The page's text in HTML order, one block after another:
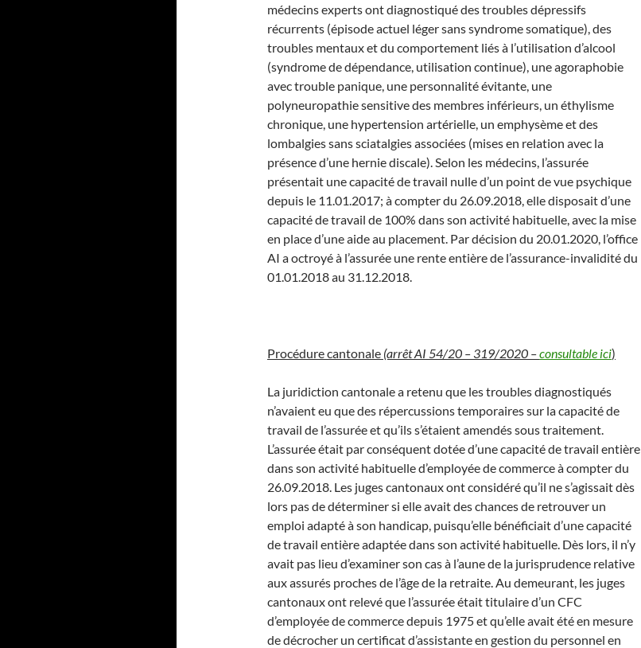
médecins experts ont diagnostiqué des troubles dépressifs
récurrents (épisode actuel léger sans syndrome somatique), des
troubles mentaux et du comportement liés à l’utilisation d’alcool
(syndrome de dépendance, utilisation continue), une agoraphobie
avec trouble panique, une personnalité évitante, une
polyneuropathie sensitive des membres inférieurs, un éthylisme
chronique, une hypertension artérielle, un emphysème et des
lombalgies sans sciatalgies associées (mises en relation avec la
présence d’une hernie discale). Selon les médecins, l’assurée
présentait une capacité de travail nulle d’un point de vue psychique
depuis le 11.01.2017; à compter du 26.09.2018, elle disposait d’une
capacité de travail de 100% dans son activité habituelle, avec la mise
en place d’une aide au placement. Par décision du 20.01.2020, l’office
AI a octroyé à l’assurée une rente entière de l’assurance-invalidité du
01.01.2018 au 31.12.2018.
Procédure cantonale (arrêt AI 54/20 – 319/2020 –consultable ici)
La juridiction cantonale a retenu que les troubles diagnostiqués
n’avaient eu que des répercussions temporaires sur la capacité de
travail de l’assurée et qu’ils s’étaient amendés sous traitement.
L’assurée était par conséquent dotée d’une capacité de travail entière
dans son activité habituelle d’employée de commerce à compter du
26.09.2018. Les juges cantonaux ont considéré qu’il ne s’agissait dès
lors pas de déterminer si elle avait des chances de retrouver un
emploi adapté à son handicap, puisqu’elle bénéficiait d’une capacité
de travail entière adaptée dans son activité habituelle. Dès lors, il n’y
avait pas lieu d’examiner son cas à l’aune de la jurisprudence relative
aux assurés proches de l’âge de la retraite. Au demeurant, les juges
cantonaux ont relevé que l’assurée était titulaire d’un CFC
d’employée de commerce depuis 1975 et qu’elle avait été en mesure
de décrocher un certificat d’assistante en gestion du personnel en